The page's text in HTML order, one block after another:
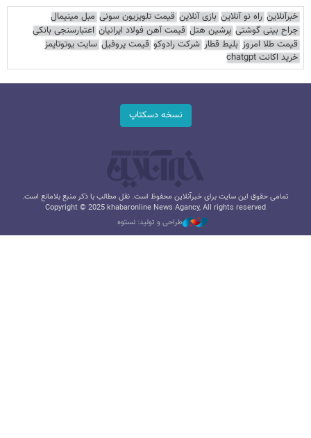
خبرآنلاین راه نو آنلاین بازی آنلاین قیمت تلویزیون سونی مبل مینیمال
جراح بینی گوشتی پرشین هتل قیمت آهن فولاد ایرانیان اعتبارسنجی بانکی
قیمت طلا امروز بلیط قطار شرکت رادوکو قیمت پروفیل سایت یوتوتایمز
خرید اکانت chatgpt
نسخه دسکتاپ
تمامی حقوق این سایت برای خبرآنلاین محفوظ است. نقل مطالب با ذکر منبع بلامانع است.
Copyright © 2025 khabaronline News Agancy, All rights reserved
طراحی و تولید: نستوه